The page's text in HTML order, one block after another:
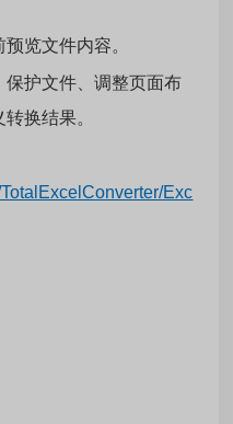
览文件内容。
保护文件、调整页面布
换结果。
Exc